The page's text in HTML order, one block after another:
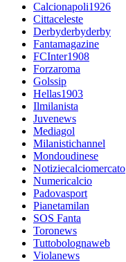
Calcionapoli1926
Cittaceleste
Derbyderbyderby
Fantamagazine
FCInter1908
Forzaroma
Golssip
Hellas1903
Ilmilanista
Juvenews
Mediagol
Milanistichannel
Mondoudinese
Notiziecalciomercato
Numericalcio
Padovasport
Pianetamilan
SOS Fanta
Toronews
Tuttobolognaweb
Violanews